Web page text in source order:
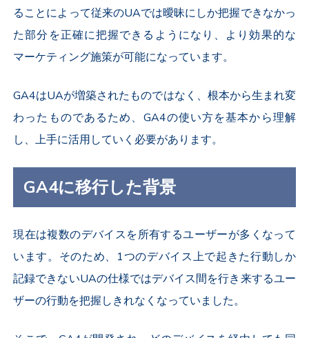
ることによって従来のUAでは曖昧にしか把握できなかっ
た部分を正確に把握できるようになり、より効果的な
マーケティング施策が可能になっています。
GA4はUAが増築されたものではなく、根本から生まれ変
わったものであるため、GA4の使い方を基本から理解
し、上手に活用していく必要があります。
GA4に移行した背景
現在は複数のデバイスを所有するユーザーが多くなって
います。そのため、1つのデバイス上で起きた行動しか
記録できないUAの仕様ではデバイス間を行き来するユー
ザーの行動を把握しきれなくなっていました。